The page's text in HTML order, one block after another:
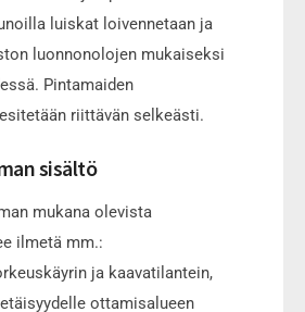
luiskat loivennetaan ja
luonnonolojen mukaiseksi
Pintamaiden
riittävän selkeästi.
sisältö
mukana olevista
ilmetä mm.:
ja kaavatilantein,
ottamisalueen